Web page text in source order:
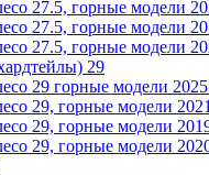
27.5, горные модели
27.5, горные модели
27.5, горные модели
29
29 горные модели 2025
29, горные модели
29, горные модели
29, горные модели